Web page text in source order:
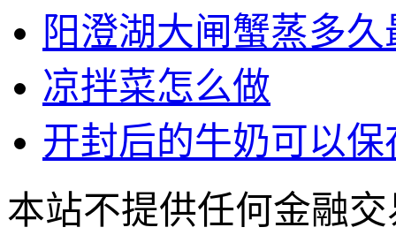
阳澄湖大闸蟹蒸多
凉拌菜怎么做
开封后的牛奶可以保
本站不提供任何金融